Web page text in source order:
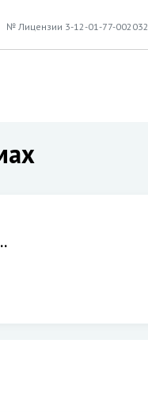
№ Лицензии 3-12-01-77-002032